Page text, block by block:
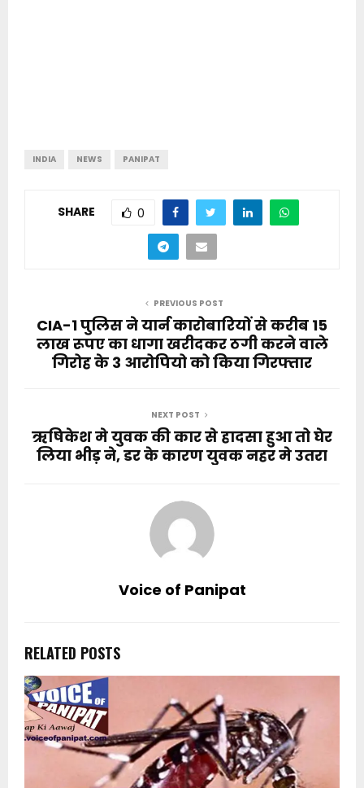
INDIA NEWS PANIPAT
SHARE 0
PREVIOUS POST
CIA-1 पुलिस ने यार्न कारोबारियों से करीब 15
लाख रूपए का धागा खरीदकर ठगी करने वाले
गिरोह के 3 आरोपियो को किया गिरफ्तार
NEXT POST
ऋषिकेश मे युवक की कार से हादसा हुआ तो घेर
लिया भीड़ ने, डर के कारण युवक नहर मे उतरा
Voice of Panipat
RELATED POSTS